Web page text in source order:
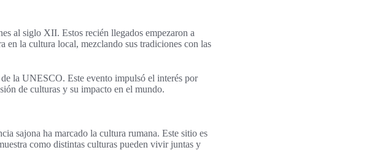
al siglo XII. Estos recién llegados empezaron a
en la cultura local, mezclando sus tradiciones con las
la UNESCO. Este evento impulsó el interés por
de culturas y su impacto en el mundo.
sajona ha marcado la cultura rumana. Este sitio es
como distintas culturas pueden vivir juntas y